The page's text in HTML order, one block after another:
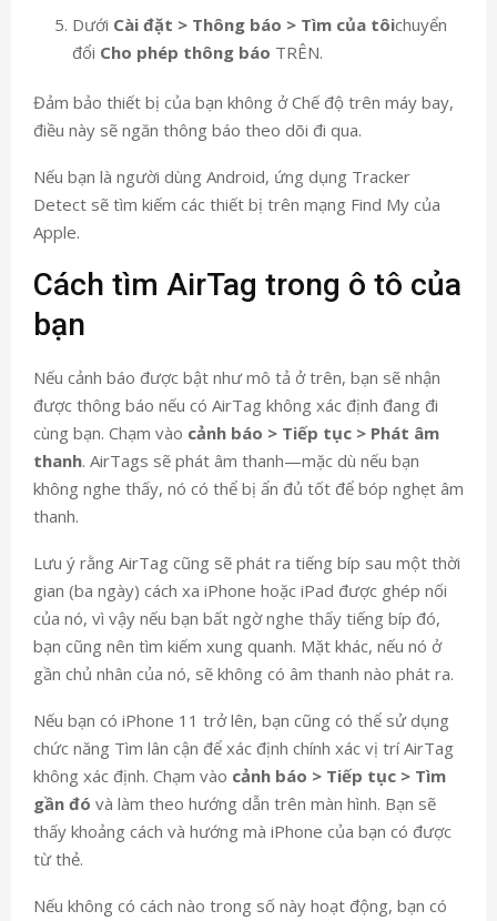
Dưới Cài đặt > Thông báo > Tìm của tôichuyển
đổi Cho phép thông báo TRÊN.
Đảm bảo thiết bị của bạn không ở Chế độ trên máy bay,
điều này sẽ ngăn thông báo theo dõi đi qua.
Nếu bạn là người dùng Android, ứng dụng Tracker
Detect sẽ tìm kiếm các thiết bị trên mạng Find My của
Apple.
Cách tìm AirTag trong ô tô của
bạn
Nếu cảnh báo được bật như mô tả ở trên, bạn sẽ nhận
được thông báo nếu có AirTag không xác định đang đi
cùng bạn. Chạm vào cảnh báo > Tiếp tục > Phát âm
thanh. AirTags sẽ phát âm thanh—mặc dù nếu bạn
không nghe thấy, nó có thể bị ẩn đủ tốt để bóp nghẹt âm
thanh.
Lưu ý rằng AirTag cũng sẽ phát ra tiếng bíp sau một thời
gian (ba ngày) cách xa iPhone hoặc iPad được ghép nối
của nó, vì vậy nếu bạn bất ngờ nghe thấy tiếng bíp đó,
bạn cũng nên tìm kiếm xung quanh. Mặt khác, nếu nó ở
gần chủ nhân của nó, sẽ không có âm thanh nào phát ra.
Nếu bạn có iPhone 11 trở lên, bạn cũng có thể sử dụng
chức năng Tìm lân cận để xác định chính xác vị trí AirTag
không xác định. Chạm vào cảnh báo > Tiếp tục > Tìm
gần đó và làm theo hướng dẫn trên màn hình. Bạn sẽ
thấy khoảng cách và hướng mà iPhone của bạn có được
từ thẻ.
Nếu không có cách nào trong số này hoạt động, bạn có